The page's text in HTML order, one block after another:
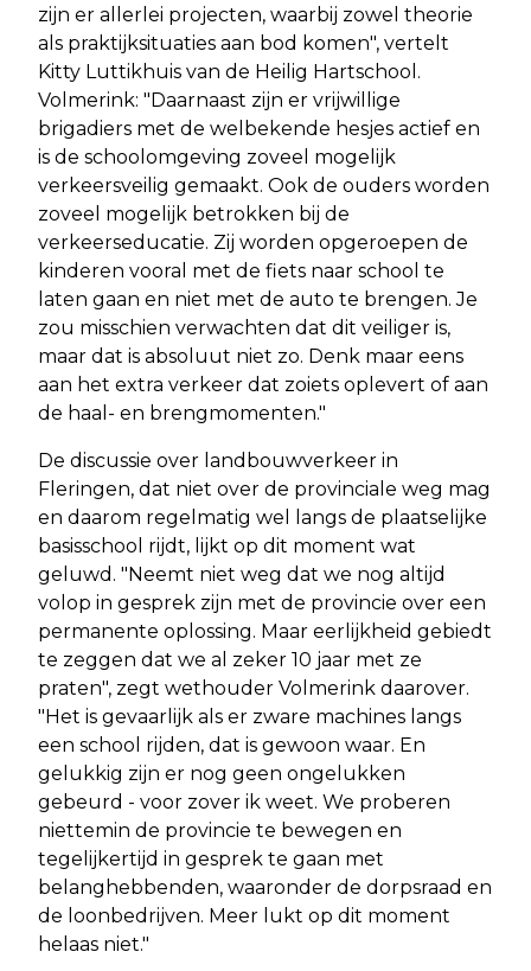
zijn er allerlei projecten, waarbij zowel theorie
als praktijksituaties aan bod komen", vertelt
Kitty Luttikhuis van de Heilig Hartschool.
Volmerink: "Daarnaast zijn er vrijwillige
brigadiers met de welbekende hesjes actief en
is de schoolomgeving zoveel mogelijk
verkeersveilig gemaakt. Ook de ouders worden
zoveel mogelijk betrokken bij de
verkeerseducatie. Zij worden opgeroepen de
kinderen vooral met de fiets naar school te
laten gaan en niet met de auto te brengen. Je
zou misschien verwachten dat dit veiliger is,
maar dat is absoluut niet zo. Denk maar eens
aan het extra verkeer dat zoiets oplevert of aan
de haal- en brengmomenten."
De discussie over landbouwverkeer in
Fleringen, dat niet over de provinciale weg mag
en daarom regelmatig wel langs de plaatselijke
basisschool rijdt, lijkt op dit moment wat
geluwd. "Neemt niet weg dat we nog altijd
volop in gesprek zijn met de provincie over een
permanente oplossing. Maar eerlijkheid gebiedt
te zeggen dat we al zeker 10 jaar met ze
praten", zegt wethouder Volmerink daarover.
"Het is gevaarlijk als er zware machines langs
een school rijden, dat is gewoon waar. En
gelukkig zijn er nog geen ongelukken
gebeurd - voor zover ik weet. We proberen
niettemin de provincie te bewegen en
tegelijkertijd in gesprek te gaan met
belanghebbenden, waaronder de dorpsraad en
de loonbedrijven. Meer lukt op dit moment
helaas niet."